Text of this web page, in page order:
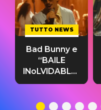
TUTTO NEWS
Bad Bunny e
“BAILE
INoLVIDABLE”:
testo,
significato